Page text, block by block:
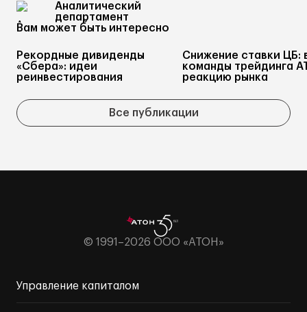
Аналитический
департамент
Вам может быть интересно
Рекордные дивиденды
«Сбера»: идеи
реинвестирования
Снижение ставки ЦБ:
команды трейдинга
реакцию рынка
Все публикации
© 1991–2026 ООО «АТОН»
Управление капиталом